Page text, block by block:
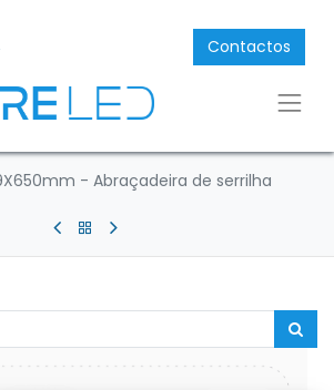
Contactos
- Abraçadeira de serrilha